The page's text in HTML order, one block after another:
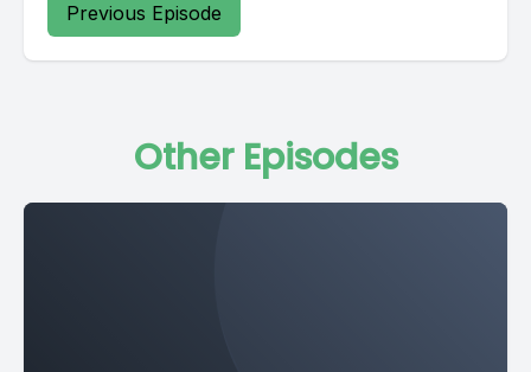
Previous Episode
Other Episodes